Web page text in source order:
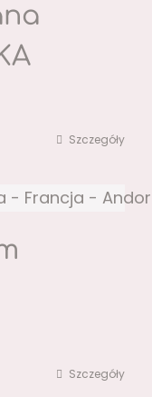
Szczegóły
Szczegóły